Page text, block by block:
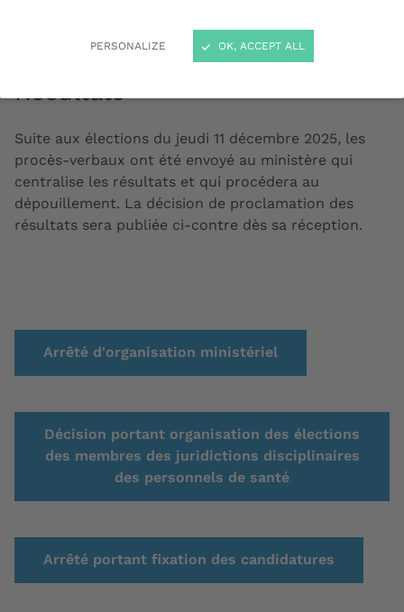
PERSONALIZE OK, ACCEPT ALL
Résultats
Suite aux élections du jeudi 11 décembre 2025, les
procès-verbaux ont été envoyé au ministère qui
centralise les résultats et qui procédera au
dépouillement. La décision de proclamation des
résultats sera publiée ci-contre dès sa réception.
Arrêté d'organisation ministériel
Décision portant organisation des élections
des membres des juridictions disciplinaires
des personnels de santé
Arrêté portant fixation des candidatures